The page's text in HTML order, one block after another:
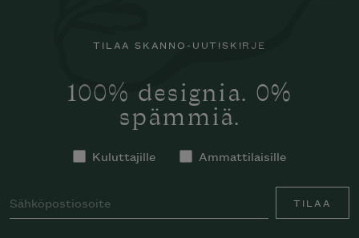
TILAA SKANNO-UUTISKIRJE
100% designia. 0%
spämmiä.
Kuluttajille Ammattilaisille
TILAA